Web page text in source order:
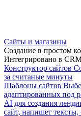
Сайты и магазины
Создание в простом
Интегрировано в
Конструктор сайтов
за считаные минуты
Шаблоны сайтов
адаптированных под
AI для создания
сайт, напишет тексты,